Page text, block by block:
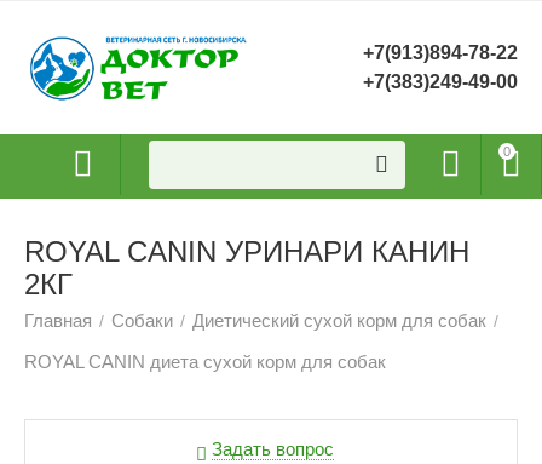
+7(913)894-78-22
+7(383)249-49-00
0
ROYAL CANIN УРИНАРИ КАНИН
2КГ
Главная / Собаки / Диетический сухой корм для собак /
ROYAL CANIN диета сухой корм для собак
Задать вопрос